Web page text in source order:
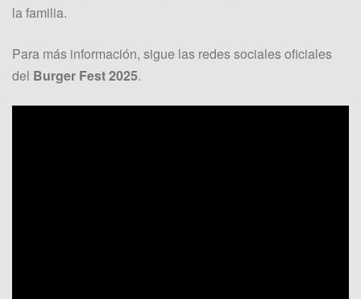
la familia.
Para más información, sigue las redes sociales oficiales
del Burger Fest 2025.